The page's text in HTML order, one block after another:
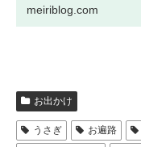
meiriblog.com
お出かけ
うさぎ お遍路